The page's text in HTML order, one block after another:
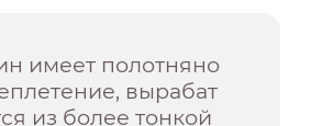
имеет полотняно
вырабат
из более тонкой